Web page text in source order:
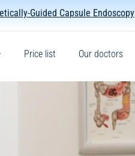
Guided Capsule Endoscopy
Price list Our doctors